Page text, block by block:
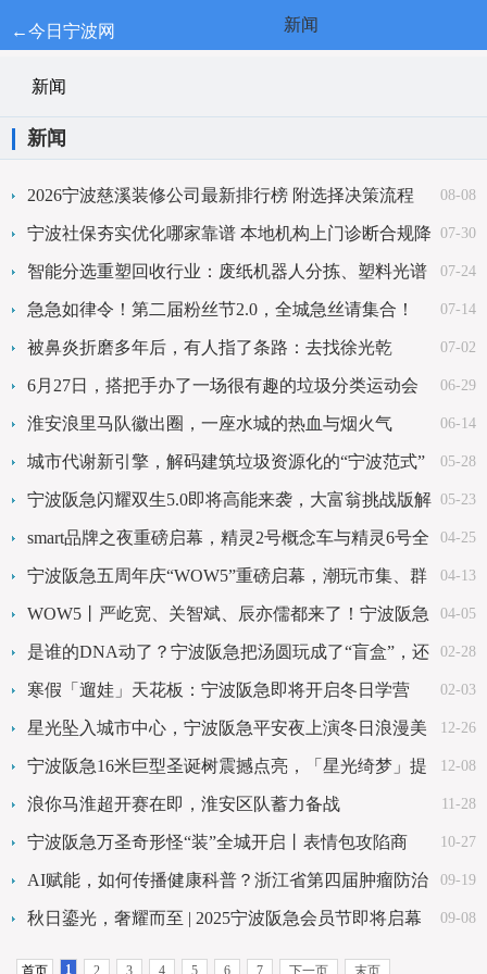
←今日宁波网 新闻
新闻
新闻
08-08
2026宁波慈溪装修公司最新排行榜 附选择决策流程
07-30
宁波社保夯实优化哪家靠谱 本地机构上门诊断合规降
本 07-24
智能分选重塑回收行业：废纸机器人分拣、塑料光谱
精细拆分，日产能70吨 07-14
急急如律令！第二届粉丝节2.0，全城急丝请集合！
07-02
被鼻炎折磨多年后，有人指了条路：去找徐光乾
06-29
6月27日，搭把手办了一场很有趣的垃圾分类运动会
06-14
淮安浪里马队徽出圈，一座水城的热血与烟火气
05-28
城市代谢新引擎，解码建筑垃圾资源化的“宁波范式”
05-23
宁波阪急闪耀双生5.0即将高能来袭，大富翁挑战版解
锁六一双倍快乐 04-25
smart品牌之夜重磅启幕，精灵2号概念车与精灵6号全
球首秀 04-13
宁波阪急五周年庆“WOW5”重磅启幕，潮玩市集、群
星空降全都有 04-05
WOW5丨严屹宽、关智斌、辰亦儒都来了！宁波阪急
把“生日”过成了全城派对 02-28
是谁的DNA动了？宁波阪急把汤圆玩成了“盲盒”，还
拉上了缸鸭狗！ 02-03
寒假「遛娃」天花板：宁波阪急即将开启冬日学营
12-26
星光坠入城市中心，宁波阪急平安夜上演冬日浪漫美
学 12-08
宁波阪急16米巨型圣诞树震撼点亮，「星光绮梦」提
前开启圣诞快乐 11-28
浪你马淮超开赛在即，淮安区队蓄力备战
10-27
宁波阪急万圣奇形怪“装”全城开启丨表情包攻陷商
场，怪趣市集、打卡好礼等你来疯 09-19
AI赋能，如何传播健康科普？浙江省第四届肿瘤防治
科普大会召开 09-08
秋日鎏光，奢耀而至 | 2025宁波阪急会员节即将启幕
首页 1 2 3 4 5 6 7 下一页 末页